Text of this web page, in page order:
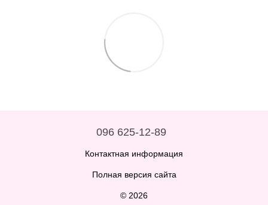
096 625-12-89
Контактная информация
Полная версия сайта
© 2026